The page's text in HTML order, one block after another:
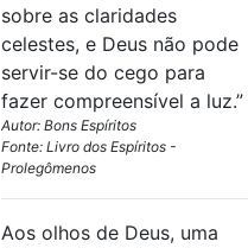
sobre as claridades
celestes, e Deus não pode
servir-se do cego para
fazer compreensível a luz.”
Autor: Bons Espíritos
Fonte: Livro dos Espíritos -
Prolegômenos
Aos olhos de Deus, uma